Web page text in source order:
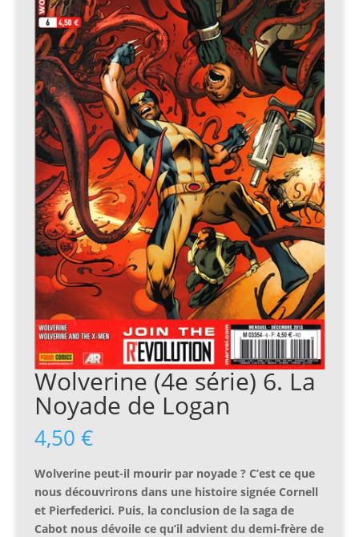
Wolverine (4e série) 6. La
Noyade de Logan
4,50 €
Wolverine peut-il mourir par noyade ? C’est ce que
nous découvrirons dans une histoire signée Cornell
et Pierfederici. Puis, la conclusion de la saga de
Cabot nous dévoile ce qu’il advient du demi-frère de